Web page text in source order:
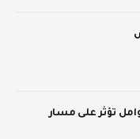
تؤثر على مسار